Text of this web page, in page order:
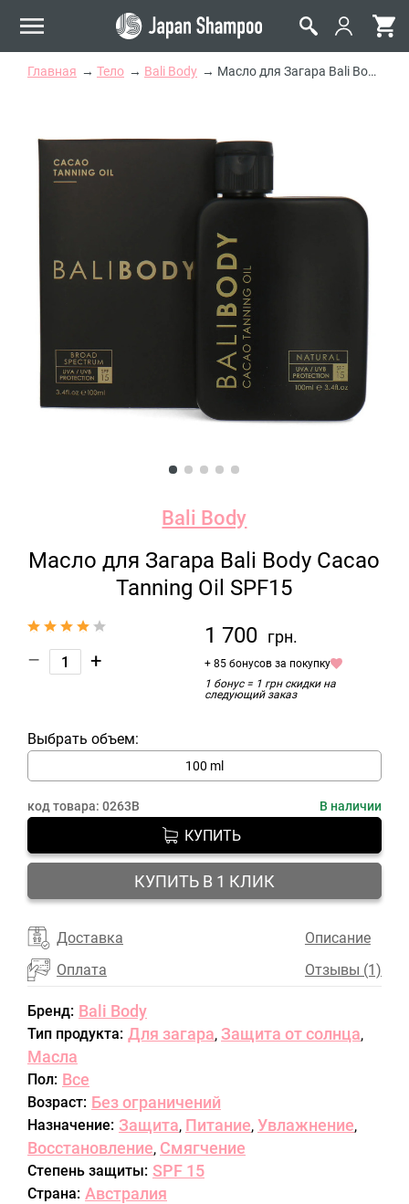
Главная Тело Bali Body Масло для Загара Bali Body Cacao Tanning Oil SPF15
Bali Body
Масло для Загара Bali Body Cacao
Tanning Oil SPF15
– +
1 700 грн.
+ 85 бонусов за покупку
1 бонус = 1 грн скидки на
следующий заказ
Выбрать объем:
100 ml
код товара: 0263B В наличии
КУПИТЬ
КУПИТЬ В 1 КЛИК
Доставка
Оплата
Описание
Отзывы (1)
Бренд: Bali Body
Тип продукта: Для загара, Защита от солнца,
Масла
Пол: Все
Возраст: Без ограничений
Назначение: Защита, Питание, Увлажнение,
Восстановление, Смягчение
Степень защиты: SPF 15
Страна: Австралия